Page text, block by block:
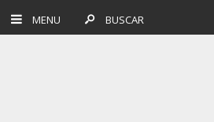
MENU BUSCAR